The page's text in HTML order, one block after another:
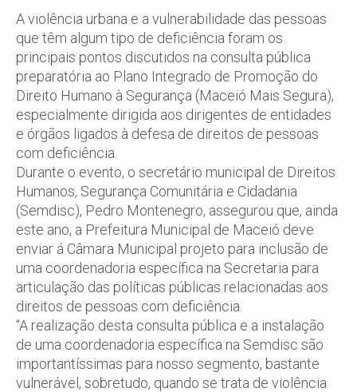
A violência urbana e a vulnerabilidade das pessoas
que têm algum tipo de deficiência foram os
principais pontos discutidos na consulta pública
preparatória ao Plano Integrado de Promoção do
Direito Humano à Segurança (Maceió Mais Segura),
especialmente dirigida aos dirigentes de entidades
e órgãos ligados à defesa de direitos de pessoas
com deficiência.
Durante o evento, o secretário municipal de Direitos
Humanos, Segurança Comunitária e Cidadania
(Semdisc), Pedro Montenegro, assegurou que, ainda
este ano, a Prefeitura Municipal de Maceió deve
enviar á Câmara Municipal projeto para inclusão de
uma coordenadoria específica na Secretaria para
articulação das políticas públicas relacionadas aos
direitos de pessoas com deficiência.
“A realização desta consulta pública e a instalação
de uma coordenadoria específica na Semdisc são
importantíssimas para nosso segmento, bastante
vulnerável, sobretudo, quando se trata de violência